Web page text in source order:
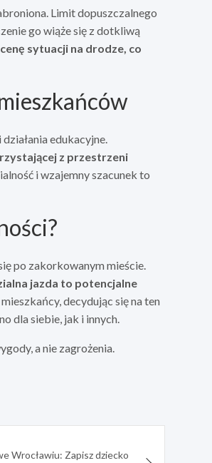
Limit dopuszczalnego
go wiąże się z dotkliwą
sytuacji na drodze, co
edukacyjne.
z przestrzeni
i wzajemny szacunek to
po zakorkowanym mieście.
jazda to potencjalne
decydując się na ten
dla siebie, jak i innych.
a nie zagrożenia.
Wrocławiu: Zapisz dziecko